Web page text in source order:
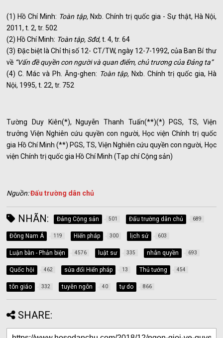
(1) Hồ Chí Minh: Toàn tập, Nxb. Chính trị quốc gia - Sự thật, Hà Nội,
2011, t. 2, tr. 502
(2) Hồ Chí Minh: Toàn tập, Sđd,t. 4, tr. 64
(3) Đặc biệt là Chỉ thị số 12- CT/TW, ngày 12-7-1992, của Ban Bí thư
về “Vấn đề quyền con người và quan điểm, chủ trương của Đảng ta”
(4) C. Mác và Ph. Ăng-ghen: Toàn tập, Nxb. Chính trị quốc gia, Hà
Nội, 1995, t. 22, tr. 752
Tường Duy Kiên(*), Nguyễn Thanh Tuấn(**)(*) PGS, TS, Viện
trưởng Viện Nghiên cứu quyền con người, Học viện Chính trị quốc
gia Hồ Chí Minh (**) PGS, TS, Viện Nghiên cứu quyền con người, Học
viện Chính trị quốc gia Hồ Chí Minh (Tạp chí Cộng sản)
Nguồn:Đấu trường dân chủ
NHÃN: Đảng Cộng sản 501 Đấu trường dân chủ 689
Đông Nam Á 119 Hiến pháp 300 lịch sử 603
Luận bàn - Phản biện 4576 luật sư 335 nhân quyền 693
Quốc hội 462 sửa đổi Hiến pháp 13 Thủ tướng 454
tôn giáo 332 tuyên ngôn 40 tự do 866
SHARE: